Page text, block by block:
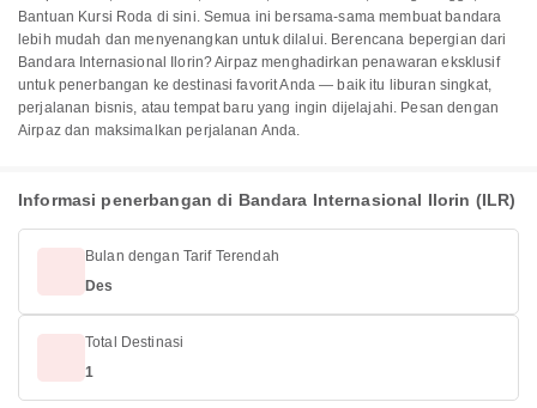
Bantuan Kursi Roda di sini. Semua ini bersama-sama membuat bandara
lebih mudah dan menyenangkan untuk dilalui. Berencana bepergian dari
Bandara Internasional Ilorin? Airpaz menghadirkan penawaran eksklusif
untuk penerbangan ke destinasi favorit Anda — baik itu liburan singkat,
perjalanan bisnis, atau tempat baru yang ingin dijelajahi. Pesan dengan
Airpaz dan maksimalkan perjalanan Anda.
Informasi penerbangan di Bandara Internasional Ilorin (ILR)
Bulan dengan Tarif Terendah
Des
Total Destinasi
1